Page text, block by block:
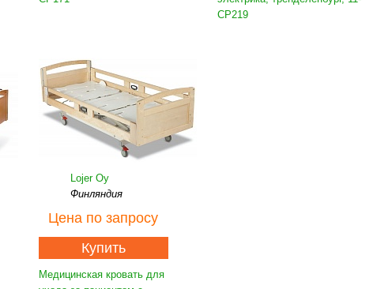
CP219
Lojer Oy
Финляндия
Цена по запросу
Купить
Медицинская кровать для